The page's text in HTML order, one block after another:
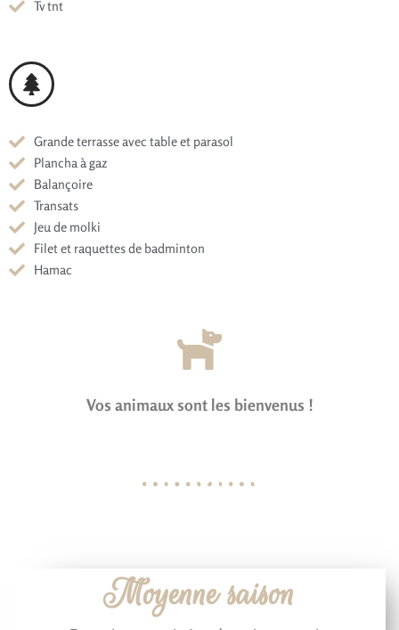
Tv tnt
Grande terrasse avec table et parasol
Plancha à gaz
Balançoire
Transats
Jeu de molki
Filet et raquettes de badminton
Hamac
Vos animaux sont les bienvenus !
Moyenne saison